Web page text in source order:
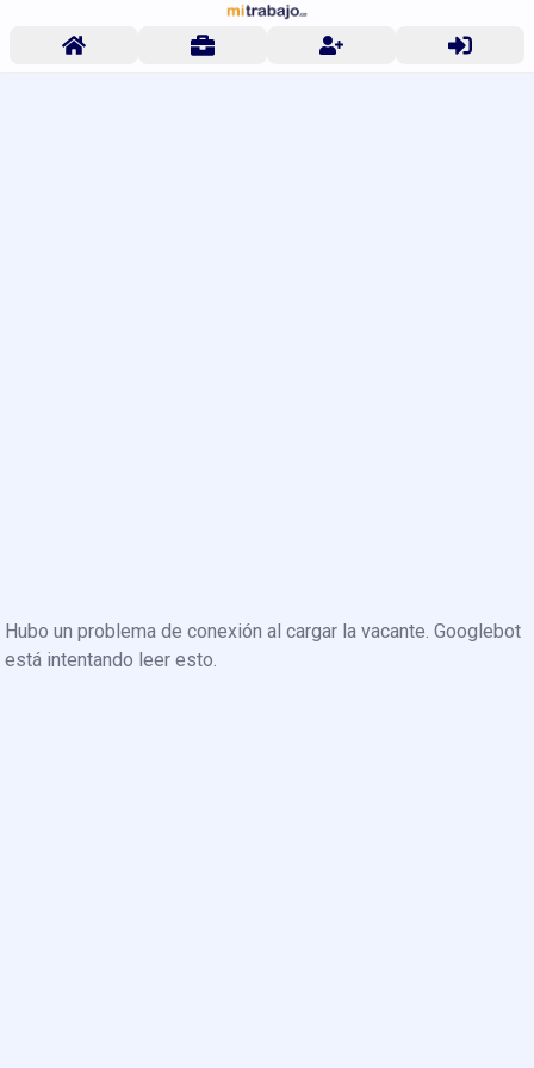
Hubo un problema de conexión al cargar la vacante. Googlebot
está intentando leer esto.